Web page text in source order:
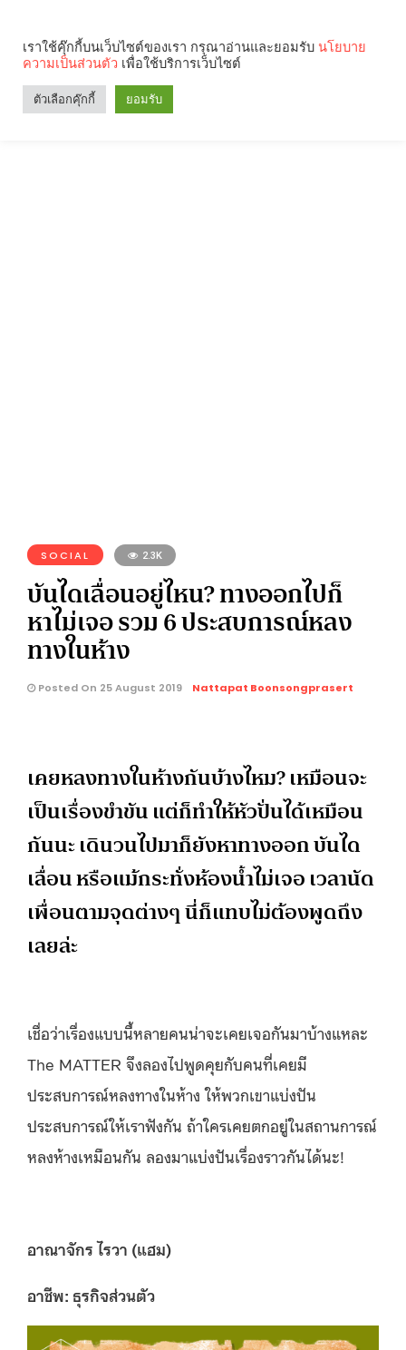
SOCIAL 2.3K
บันไดเลื่อนอยู่ไหน? ทางออกไปก็
หาไม่เจอ รวม 6 ประสบการณ์หลง
ทางในห้าง
Posted On 25 August 2019 Nattapat Boonsongprasert
เคยหลงทางในห้างกันบ้างไหม? เหมือนจะ
เป็นเรื่องขำขัน แต่ก็ทำให้หัวปั่นได้เหมือน
กันนะ เดินวนไปมาก็ยังหาทางออก บันได
เลื่อน หรือแม้กระทั่งห้องน้ำไม่เจอ เวลานัด
เพื่อนตามจุดต่างๆ นี่ก็แทบไม่ต้องพูดถึง
เลยล่ะ
เชื่อว่าเรื่องแบบนี้หลายคนน่าจะเคยเจอกันมาบ้างแหละ
The MATTER จึงลองไปพูดคุยกับคนที่เคยมี
ประสบการณ์หลงทางในห้าง ให้พวกเขาแบ่งปัน
ประสบการณ์ให้เราฟังกัน ถ้าใครเคยตกอยู่ในสถานการณ์
หลงห้างเหมือนกัน ลองมาแบ่งปันเรื่องราวกันได้นะ!
อาณาจักร ไรวา (แฮม)
อาชีพ: ธุรกิจส่วนตัว
เราใช้คุ๊กกี้บนเว็บไซต์ของเรา กรุณาอ่านและยอมรับ นโยบาย
ความเป็นส่วนตัว เพื่อใช้บริการเว็บไซต์
ตัวเลือกคุ๊กกี้ ยอมรับ